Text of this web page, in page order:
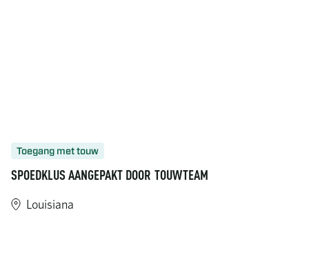
Toegang met touw
SPOEDKLUS AANGEPAKT DOOR TOUWTEAM
Louisiana